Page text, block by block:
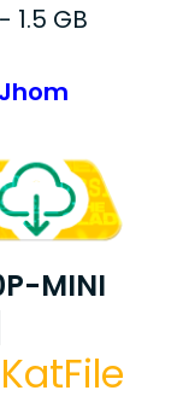
GB
Jhom
MINI
KatFile